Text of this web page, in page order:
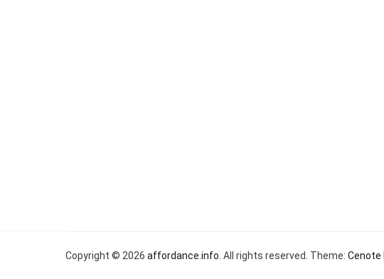
Copyright © 2026 affordance.info. All rights reserved. Theme: Cenote